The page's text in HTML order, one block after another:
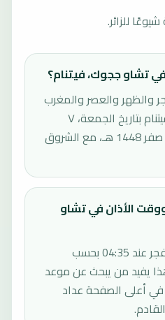
للزائر.
تشاو ججوك، فيتنام؟
والظهر والعصر والمغرب
والعشاء في تشاو ججوك، فيتنام بتاريخ الجمعة، ٧
أغسطس ٢٠٢٦ الموافق 24 صفر 1448 هـ، مع الشروق
الأذان في تشاو
الصلاة القادمة حاليًا هي الفجر عند 04:35 بحسب
يفيد من يبحث عن موعد
في أعلى الصفحة عداد